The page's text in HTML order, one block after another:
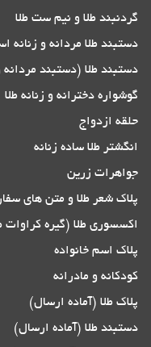
گردنبند طلا و نیم ست طلا
دستبند طلا مردانه و زنانه
دستبند طلا (دستبند مردانه
گوشواره دخترانه و زنانه طلا
حلقه ازدواج
انگشتر طلا ساده زنانه
جواهرات زرین
پلاک شعر طلا و متن های
اکسسوری طلا (گیره کراوات
پلاک اسم خانواده
کودکانه و مادرانه
پلاک طلا (آماده ارسال)
دستبند طلا (آماده ارسال)